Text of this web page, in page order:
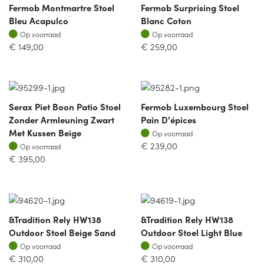
Fermob Montmartre Stoel
Bleu Acapulco
Op voorraad
Op voorraad
€ 149,00
Fermob Surprising Stoel
Blanc Coton
Op voorraad
Op voorraad
€ 259,00
Serax Piet Boon Patio Stoel
Zonder Armleuning Zwart
Met Kussen Beige
Op voorraad
Op voorraad
€ 395,00
Fermob Luxembourg Stoel
Pain D'épices
Op voorraad
Op voorraad
€ 239,00
&Tradition Rely HW138
Outdoor Stoel Beige Sand
Op voorraad
Op voorraad
€ 310,00
&Tradition Rely HW138
Outdoor Stoel Light Blue
Op voorraad
Op voorraad
€ 310,00